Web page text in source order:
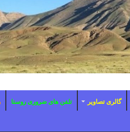
گالری تصاویر تلفن های ضروری روستا